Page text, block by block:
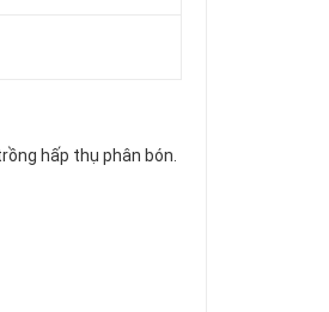
hấp thụ phân bón.